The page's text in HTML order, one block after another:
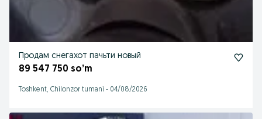
Продам снегахот пачьти новый
89 547 750 so’m
Toshkent, Chilonzor tumani - 04/08/2026